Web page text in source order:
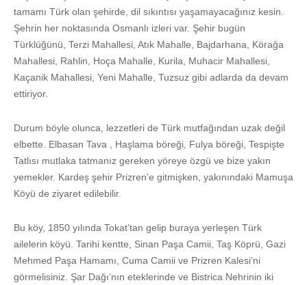
tamamı Türk olan şehirde, dil sıkıntısı yaşamayacağınız kesin.
Şehrin her noktasında Osmanlı izleri var. Şehir bugün
Türklüğünü, Terzi Mahallesi, Atık Mahalle, Bajdarhana, Körağa
Mahallesi, Rahlin, Hoça Mahalle, Kurila, Muhacir Mahallesi,
Kaçanik Mahallesi, Yeni Mahalle, Tuzsuz gibi adlarda da devam
ettiriyor.
Durum böyle olunca, lezzetleri de Türk mutfağından uzak değil
elbette. Elbasan Tava , Haşlama böreği, Fulya böreği, Tespişte
Tatlısı mutlaka tatmanız gereken yöreye özgü ve bize yakın
yemekler. Kardeş şehir Prizren’e gitmişken, yakınındaki Mamuşa
Köyü de ziyaret edilebilir.
Bu köy, 1850 yılında Tokat’tan gelip buraya yerleşen Türk
ailelerin köyü. Tarihi kentte, Sinan Paşa Camii, Taş Köprü, Gazi
Mehmed Paşa Hamamı, Cuma Camii ve Prizren Kalesi’ni
görmelisiniz. Şar Dağı’nın eteklerinde ve Bistrica Nehrinin iki